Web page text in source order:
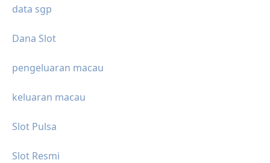
data sgp
Dana Slot
pengeluaran macau
keluaran macau
Slot Pulsa
Slot Resmi